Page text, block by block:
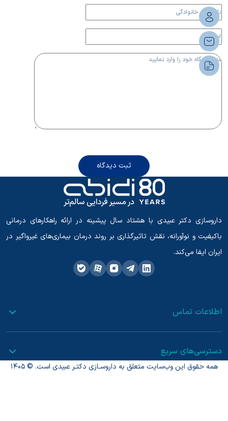
ثبت دیدگاه
داروسازی دکتر عبیدی با هشتاد سال پیشینه در ارائه راهکارهای درمانی
باکیفیت و نوآورانه، نقش تاثیرگذاری بر روند درمان بیماری‌های غیرواگیر در
ایران ایفا می‌کند.
اطلاعات تماس
دسترسی‌های سریع
همه حقوق این وب‌سایت متعلق به داروسـازی دکتـر عبیدی است. © 1405